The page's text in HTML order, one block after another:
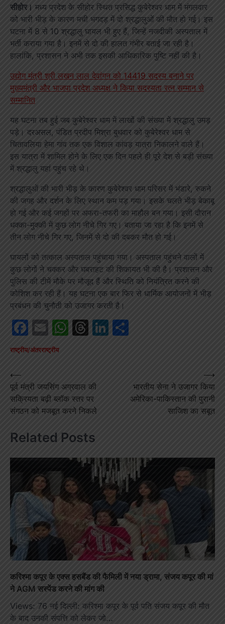
सीहोर। मध्य प्रदेश के सीहोर स्थित प्रसिद्ध कुबेरेश्वर धाम में मंगलवार
को भारी भीड़ के कारण मची भगदड़ में दो श्रद्धालुओं की मौत हो गई। इस
घटना में 8 से 10 श्रद्धालु घायल भी हुए हैं, जिन्हें नजदीकी अस्पताल में
भर्ती कराया गया है। इनमें से दो की हालत गंभीर बताई जा रही है।
हालांकि, प्रशासन ने अभी तक इसकी आधिकारिक पुष्टि नहीं की है।
उद्योग मंत्री श्री लखन लाल देवांगन को 14419 सदस्य बनाने पर
मुख्यमंत्री और भाजपा प्रदेश अध्यक्ष ने किया सदस्यता रत्न सम्मान से
सम्मानित
यह घटना तब हुई जब कुबेरेश्वर धाम में लाखों की संख्या में श्रद्धालु उमड़
पड़े। दरअसल, पंडित प्रदीप मिश्रा बुधवार को कुबेरेश्वर धाम से
चितावलिया हेमा गांव तक एक विशाल कांवड़ यात्रा निकालने वाले हैं।
इस यात्रा में शामिल होने के लिए एक दिन पहले ही पूरे देश से बड़ी संख्या
में श्रद्धालु यहां पहुंच रहे थे।
श्रद्धालुओं की भारी भीड़ के कारण कुबेरेश्वर धाम परिसर में भंडारे, रुकने
की जगह और दर्शन के लिए स्थान कम पड़ गया। इसके चलते भीड़ बेकाबू
हो गई और कई जगहों पर अफरा-तफरी का माहौल बन गया। इसी दौरान
धक्का-मुक्की में कुछ लोग नीचे गिर गए। बताया जा रहा है कि इनमें से
तीन लोग नीचे गिर गए, जिनमें से दो की दबकर मौत हो गई।
घायलों को तत्काल अस्पताल पहुंचाया गया। अस्पताल पहुंचने वालों में
कुछ लोगों ने चक्कर और घबराहट की शिकायत भी की है। प्रशासन और
पुलिस की टीमें मौके पर मौजूद हैं और स्थिति को नियंत्रित करने की
कोशिश कर रही हैं। यह घटना एक बार फिर से धार्मिक आयोजनों में भीड़
प्रबंधन की चुनौती को उजागर करती है।
Facebook
EmailWhatsApp
Threads
LinkedIn
राष्ट्रीय/अंतरराष्ट्रीय
Post
navigation
⟵
पूर्व मंत्री जयसिंग अग्रवाल की
सक्रियता बढ़ी ब्लॉक स्तर पर
संगठन को मजबूत करने निकले
भारतीय सेना ने उजागर किया
अमेरिका-पाकिस्तान की पुरानी
साजिश का सबूत
⟶
Related Posts
करिश्मा कपूर के एक्स हसबैंड की फैमिली में नया ड्रामा, संजय कपूर की मां
ने AGM सस्पेंड करने की मांग की
Views: 76 नई दिल्ली: करिश्मा कपूर के पूर्व पति संजय कपूर की मौत
के बाद उनकी संपत्ति को लेकर जो…